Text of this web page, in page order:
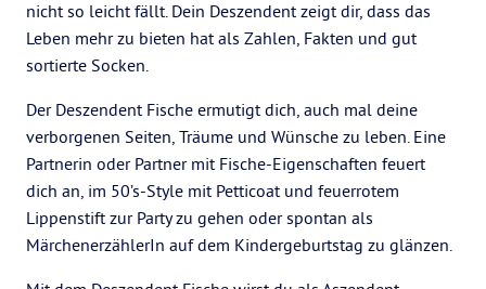
nicht so leicht fällt. Dein Deszendent zeigt dir, dass das
Leben mehr zu bieten hat als Zahlen, Fakten und gut
sortierte Socken.
Der Deszendent Fische ermutigt dich, auch mal deine
verborgenen Seiten, Träume und Wünsche zu leben. Eine
Partnerin oder Partner mit Fische-Eigenschaften feuert
dich an, im 50’s-Style mit Petticoat und feuerrotem
Lippenstift zur Party zu gehen oder spontan als
MärchenerzählerIn auf dem Kindergeburtstag zu glänzen.